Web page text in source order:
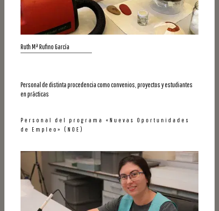
Ruth Mª Rufino García
Personal de distinta procedencia como convenios, proyectos y estudiantes
en prácticas
Personal del programa «Nuevas Oportunidades
de Empleo» (NOE)